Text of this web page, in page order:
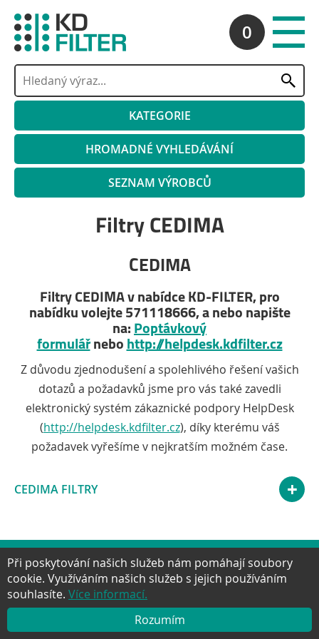
0
KATEGORIE
HROMADNÉ VYHLEDÁVÁNÍ
SEZNAM VÝROBCŮ
Filtry CEDIMA
CEDIMA
Filtry CEDIMA v nabídce KD-FILTER, pro
nabídku volejte 571118666, a nebo napište
na: Poptávkový
formulářnebo http://helpdesk.kdfilter.cz
Z důvodu zjednodušení a spolehlivého řešení vašich
dotazů a požadavků jsme pro vás také zavedli
elektronický systém zákaznické podpory HelpDesk
(http://helpdesk.kdfilter.cz), díky kterému váš
požadavek vyřešíme v nejkratším možném čase.
CEDIMA FILTRY
NAHORU Facebook
TwitterGoogle+YouTube
Při poskytování našich služeb nám pomáhají soubory
cookie. Využíváním našich služeb s jejich používáním
souhlasíte. Více informací.
Rozumím